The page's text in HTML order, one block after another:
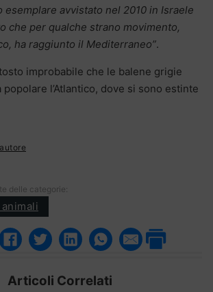
esemplare avvistato nel 2010 in Israele
che per qualche strano movimento,
ha raggiunto il Mediterraneo”.
improbabile che le balene grigie
l’Atlantico, dove si sono estinte
delle categorie:
Articoli Correlati